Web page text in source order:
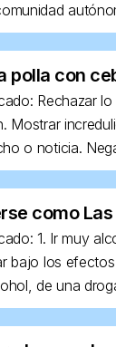
polla con
Rechazar
Mostrar
o noticia.
como
1. Ir muy
bajo los
de una